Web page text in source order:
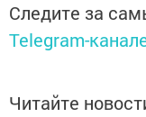
Следите за
Telegram-
Читайте